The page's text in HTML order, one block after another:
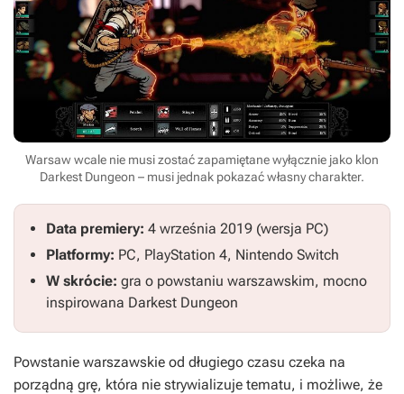
Warsaw wcale nie musi zostać zapamiętane wyłącznie jako klon
Darkest Dungeon – musi jednak pokazać własny charakter.
Data premiery: 4 września 2019 (wersja PC)
Platformy: PC, PlayStation 4, Nintendo Switch
W skrócie: gra o powstaniu warszawskim, mocno
inspirowana Darkest Dungeon
Powstanie warszawskie od długiego czasu czeka na
porządną grę, która nie strywializuje tematu, i możliwe, że